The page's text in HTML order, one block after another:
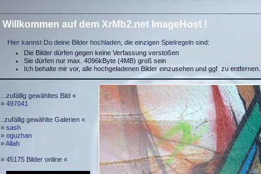
Willkommen auf dem XrMb2.net ImageHost !
Hier kannst Du deine Bilder hochladen, die einzigen Spielregeln sind:
Die Bilder dürfen gegen keine Verfassung verstoßen
Sie dürfen nur max. 4096kByte (4MB) groß sein
Ich behalte mir vor, alle hochgeladenen Bilder einzusehen und ggf. zu entfernen...
...zufällig gewähltes Bild «
» 497041
..zufällig gewählte Galerien «
» sash
» oguzhan
»Allah
» 45175 Bilder online «